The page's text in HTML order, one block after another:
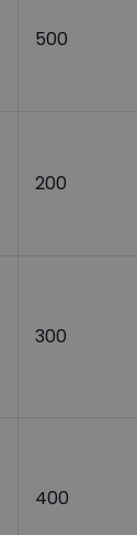
500
200
300
400